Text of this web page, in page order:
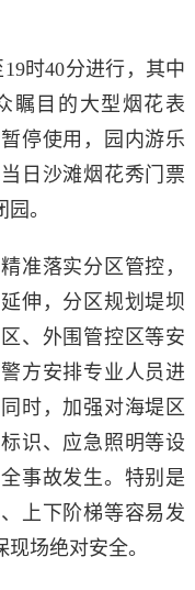
时40分进行，其中
瞩目的大型烟花表
停使用，园内游乐
日沙滩烟花秀门票
。
准落实分区管控，
伸，分区规划堤坝
、外围管控区等安
方安排专业人员进
时，加强对海堤区
识、应急照明等设
事故发生。特别是
上下阶梯等容易发
场绝对安全。